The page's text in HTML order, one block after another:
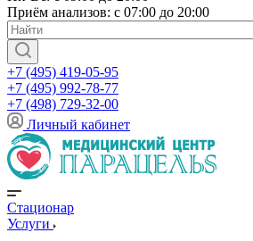
Приём анализов: с 07:00 до 20:00
+7 (495) 419-05-95
+7 (495) 992-78-77
+7 (498) 729-32-00
Личный кабинет
Стационар
Услуги